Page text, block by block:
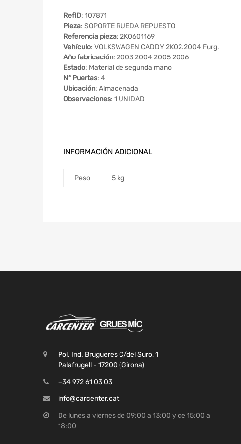
RefID: 107871
Pieza: SOPORTE RUEDA REPUESTO
Referencia pieza: 2K0601169
Vehículo: VOLKSWAGEN CADDY 2K02.2004 Furg.
Año fabricación: 2003 2004 2005 2006
Estado: Material de segunda mano
Nº Puertas: 4
Ubicación: Almacenada
Observaciones: 1 UNIDAD
INFORMACIÓN ADICIONAL
Peso 5 kg
Pol. Ind. Brugueres C/del Suro, 1
Palafrugell - 17200 (Girona)
+34 972 61 03 03
info@carcenter.cat
De lunes a viernes de 09:00 a 13:00 y de 15:00 a
18:00